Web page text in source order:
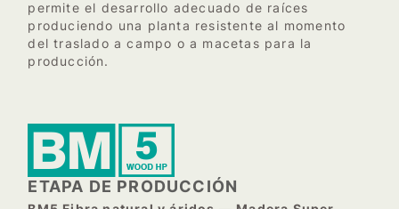
permite el desarrollo adecuado de raíces
produciendo una planta resistente al momento
del traslado a campo o a macetas para la
producción.
ETAPA DE PRODUCCIÓN